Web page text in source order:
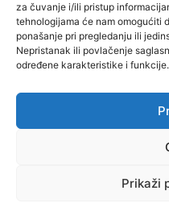
za čuvanje i/ili pristup
tehnologijama će nam omogućiti
ponašanje pri pregledanju ili
Nepristanak ili povlačenje
određene karakteristike i funkcije.
Prikaži